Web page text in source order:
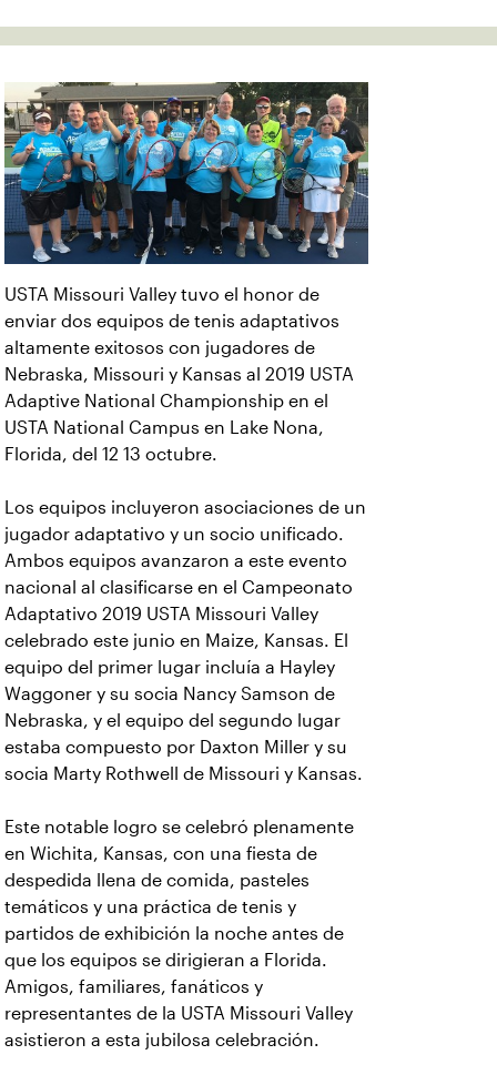
USTA Missouri Valley tuvo el honor de
enviar dos equipos de tenis adaptativos
altamente exitosos con jugadores de
Nebraska, Missouri y Kansas al 2019 USTA
Adaptive National Championship en el
USTA National Campus en Lake Nona,
Florida, del 12 13 octubre.
Los equipos incluyeron asociaciones de un
jugador adaptativo y un socio unificado.
Ambos equipos avanzaron a este evento
nacional al clasificarse en el Campeonato
Adaptativo 2019 USTA Missouri Valley
celebrado este junio en Maize, Kansas. El
equipo del primer lugar incluía a Hayley
Waggoner y su socia Nancy Samson de
Nebraska, y el equipo del segundo lugar
estaba compuesto por Daxton Miller y su
socia Marty Rothwell de Missouri y Kansas.
Este notable logro se celebró plenamente
en Wichita, Kansas, con una fiesta de
despedida llena de comida, pasteles
temáticos y una práctica de tenis y
partidos de exhibición la noche antes de
que los equipos se dirigieran a Florida.
Amigos, familiares, fanáticos y
representantes de la USTA Missouri Valley
asistieron a esta jubilosa celebración.